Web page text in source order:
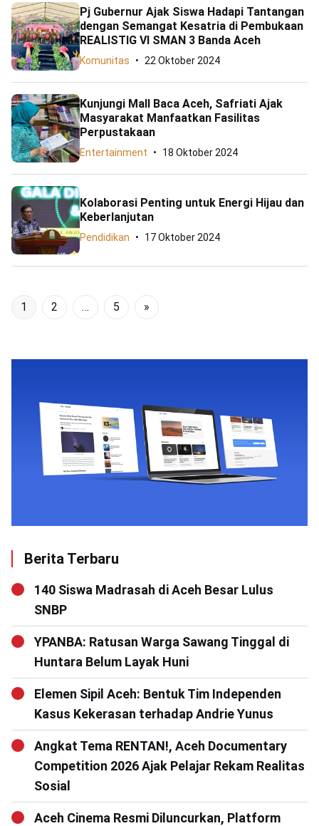
Pj Gubernur Ajak Siswa Hadapi Tantangan
dengan Semangat Kesatria di Pembukaan
REALISTIG VI SMAN 3 Banda Aceh
Komunitas 22 Oktober 2024
Kunjungi Mall Baca Aceh, Safriati Ajak
Masyarakat Manfaatkan Fasilitas
Perpustakaan
Entertainment 18 Oktober 2024
Kolaborasi Penting untuk Energi Hijau dan
Keberlanjutan
Pendidikan 17 Oktober 2024
1 2 … 5 »
Berita Terbaru
140 Siswa Madrasah di Aceh Besar Lulus
SNBP
YPANBA: Ratusan Warga Sawang Tinggal di
Huntara Belum Layak Huni
Elemen Sipil Aceh: Bentuk Tim Independen
Kasus Kekerasan terhadap Andrie Yunus
Angkat Tema RENTAN!, Aceh Documentary
Competition 2026 Ajak Pelajar Rekam Realitas
Sosial
Aceh Cinema Resmi Diluncurkan, Platform